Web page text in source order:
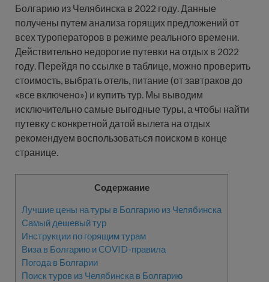
Болгарию из Челябинска в 2022 году. Данные
получены путем анализа горящих предложений от
всех туроператоров в режиме реального времени.
Действительно недорогие путевки на отдых в 2022
году. Перейдя по ссылке в таблице, можно проверить
стоимость, выбрать отель, питание (от завтраков до
«все включено») и купить тур. Мы выводим
исключительно самые выгодные туры, а чтобы найти
путевку с конкретной датой вылета на отдых
рекомендуем воспользоваться поиском в конце
странице.
Содержание
Лучшие цены на туры в Болгарию из Челябинска
Самый дешевый тур
Инструкции по горящим турам
Виза в Болгарию и COVID-правила
Погода в Болгарии
Поиск туров из Челябинска в Болгарию